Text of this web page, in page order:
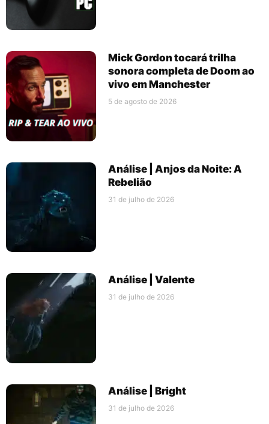
Mick Gordon tocará trilha
sonora completa de Doom ao
vivo em Manchester
5 de agosto de 2026
Análise | Anjos da Noite: A
Rebelião
31 de julho de 2026
Análise | Valente
31 de julho de 2026
Análise | Bright
31 de julho de 2026